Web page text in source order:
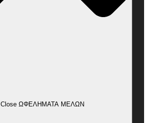
Close ΩΦΕΛΗΜΑΤΑ ΜΕΛΩΝ